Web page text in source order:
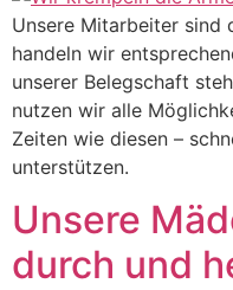
Unsere Mitarbeiter sind
handeln wir
unserer Belegschaft
nutzen wir alle
Zeiten wie diesen –
unterstützen.
Unsere
durch und